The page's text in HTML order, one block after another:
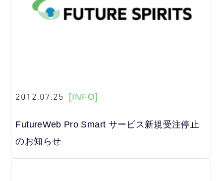
2012.07.25 [INFO]
FutureWeb Pro Smart サービス新規受注停止
のお知らせ